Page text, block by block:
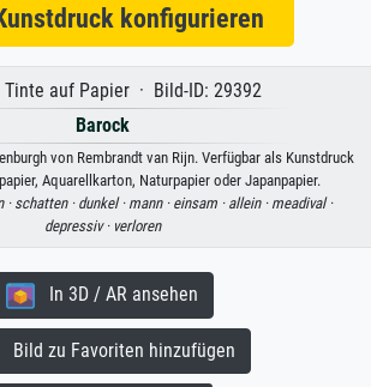
konfigurieren
auf Papier · Bild-ID: 29392
Barock
von Rembrandt van Rijn. Verfügbar als Kunstdruck
Aquarellkarton, Naturpapier oder Japanpapier.
· schatten · dunkel · mann · einsam · allein · meadival ·
depressiv · verloren
In 3D / AR ansehen
zu Favoriten hinzufügen